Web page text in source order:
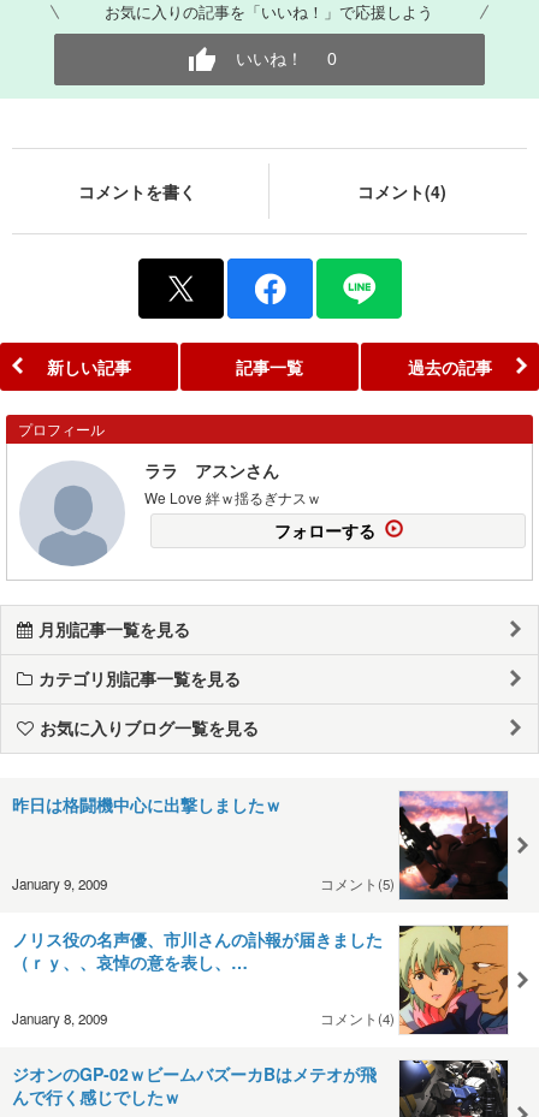
お気に入りの記事を「いいね！」で応援しよう
いいね！ 0
コメントを書く コメント(4)
新しい記事 記事一覧 過去の記事
プロフィール
ララ アスンさん
We Love 絆ｗ揺るぎナスｗ
フォローする
月別記事一覧を見る
カテゴリ別記事一覧を見る
お気に入りブログ一覧を見る
昨日は格闘機中心に出撃しましたｗ
January 9, 2009 コメント(5)
ノリス役の名声優、市川さんの訃報が届きました
（ｒｙ、、哀悼の意を表し、…
January 8, 2009 コメント(4)
ジオンのGP-02ｗビームバズーカBはメテオが飛
んで行く感じでしたｗ